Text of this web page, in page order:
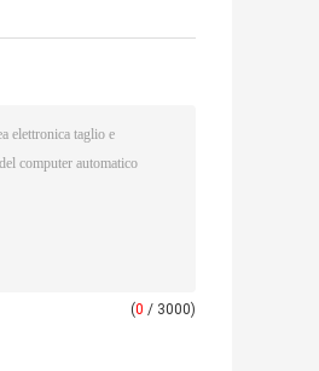
(0 / 3000)